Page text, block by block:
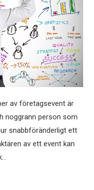
av företagsevent är
noggrann person som
snabbföränderligt ett
av ett event kan